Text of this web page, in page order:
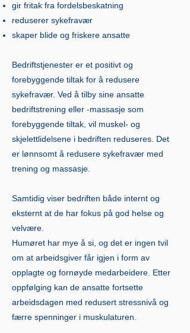
gir fritak fra fordelsbeskatning
reduserer sykefravær
skaper blide og friskere ansatte
Bedriftstjenester er et positivt og
forebyggende tiltak for å redusere
sykefravær. Ved å tilby sine ansatte
bedriftstrening eller -massasje som
forebyggende tiltak, vil muskel- og
skjelettlidelsene i bedriften reduseres. Det
er lønnsomt å redusere sykefravær med
trening og massasje.
Samtidig viser bedriften både internt og
eksternt at de har fokus på god helse og
velvære.
Humøret har mye å si, og det er ingen tvil
om at arbeidsgiver får igjen i form av
opplagte og fornøyde medarbeidere. Etter
oppfølging kan de ansatte fortsette
arbeidsdagen med redusert stressnivå og
færre spenninger i muskulaturen.